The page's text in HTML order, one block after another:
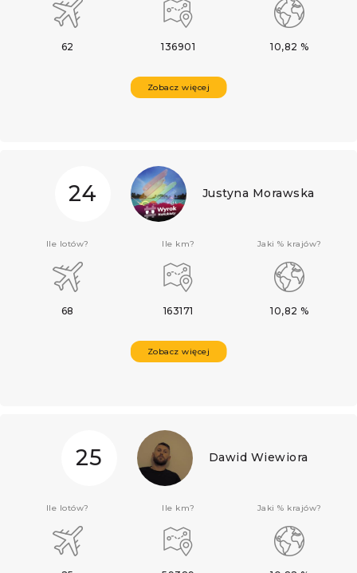
Zobacz więcej
62 136901 10,82 %
24 Justyna Morawska
Zobacz więcej
Ile lotów?
68
Ile km?
163171
Jaki % krajów?
10,82 %
25 Dawid Wiewiora
Ile lotów? Ile km? Jaki % krajów?